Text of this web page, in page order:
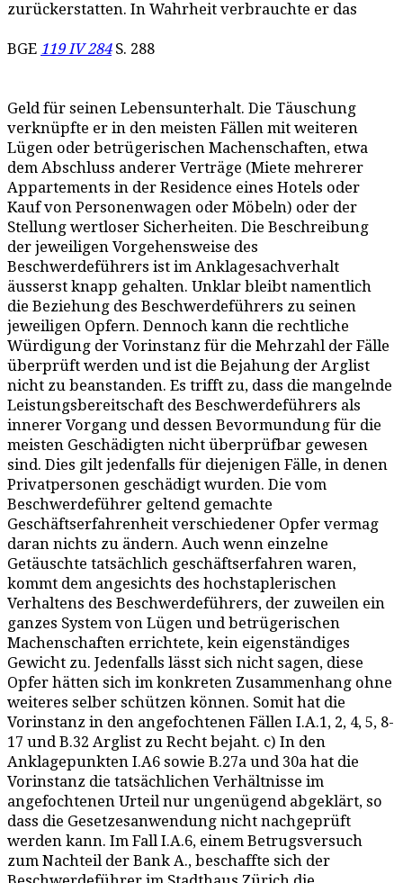
zurückerstatten. In Wahrheit verbrauchte er das
BGE 119 IV 284S. 288
Geld für seinen Lebensunterhalt. Die Täuschung
verknüpfte er in den meisten Fällen mit weiteren
Lügen oder betrügerischen Machenschaften, etwa
dem Abschluss anderer Verträge (Miete mehrerer
Appartements in der Residence eines Hotels oder
Kauf von Personenwagen oder Möbeln) oder der
Stellung wertloser Sicherheiten. Die Beschreibung
der jeweiligen Vorgehensweise des
Beschwerdeführers ist im Anklagesachverhalt
äusserst knapp gehalten. Unklar bleibt namentlich
die Beziehung des Beschwerdeführers zu seinen
jeweiligen Opfern. Dennoch kann die rechtliche
Würdigung der Vorinstanz für die Mehrzahl der Fälle
überprüft werden und ist die Bejahung der Arglist
nicht zu beanstanden. Es trifft zu, dass die mangelnde
Leistungsbereitschaft des Beschwerdeführers als
innerer Vorgang und dessen Bevormundung für die
meisten Geschädigten nicht überprüfbar gewesen
sind. Dies gilt jedenfalls für diejenigen Fälle, in denen
Privatpersonen geschädigt wurden. Die vom
Beschwerdeführer geltend gemachte
Geschäftserfahrenheit verschiedener Opfer vermag
daran nichts zu ändern. Auch wenn einzelne
Getäuschte tatsächlich geschäftserfahren waren,
kommt dem angesichts des hochstaplerischen
Verhaltens des Beschwerdeführers, der zuweilen ein
ganzes System von Lügen und betrügerischen
Machenschaften errichtete, kein eigenständiges
Gewicht zu. Jedenfalls lässt sich nicht sagen, diese
Opfer hätten sich im konkreten Zusammenhang ohne
weiteres selber schützen können. Somit hat die
Vorinstanz in den angefochtenen Fällen I.A.1, 2, 4, 5, 8-
17 und B.32 Arglist zu Recht bejaht. c) In den
Anklagepunkten I.A6 sowie B.27a und 30a hat die
Vorinstanz die tatsächlichen Verhältnisse im
angefochtenen Urteil nur ungenügend abgeklärt, so
dass die Gesetzesanwendung nicht nachgeprüft
werden kann. Im Fall I.A.6, einem Betrugsversuch
zum Nachteil der Bank A., beschaffte sich der